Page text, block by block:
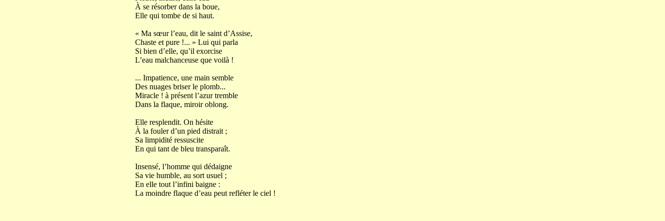
À se résorber dans la boue,
Elle qui tombe de si haut.
« Ma sœur l’eau, dit le saint d’Assise,
Chaste et pure !... » Lui qui parla
Si bien d’elle, qu’il exorcise
L’eau malchanceuse que voilà !
... Impatience, une main semble
Des nuages briser le plomb...
Miracle ! à présent l’azur tremble
Dans la flaque, miroir oblong.
Elle resplendit. On hésite
À la fouler d’un pied distrait ;
Sa limpidité ressuscite
En qui tant de bleu transparaît.
Insensé, l’homme qui dédaigne
Sa vie humble, au sort usuel ;
En elle tout l’infini baigne :
La moindre flaque d’eau peut refléter le ciel !